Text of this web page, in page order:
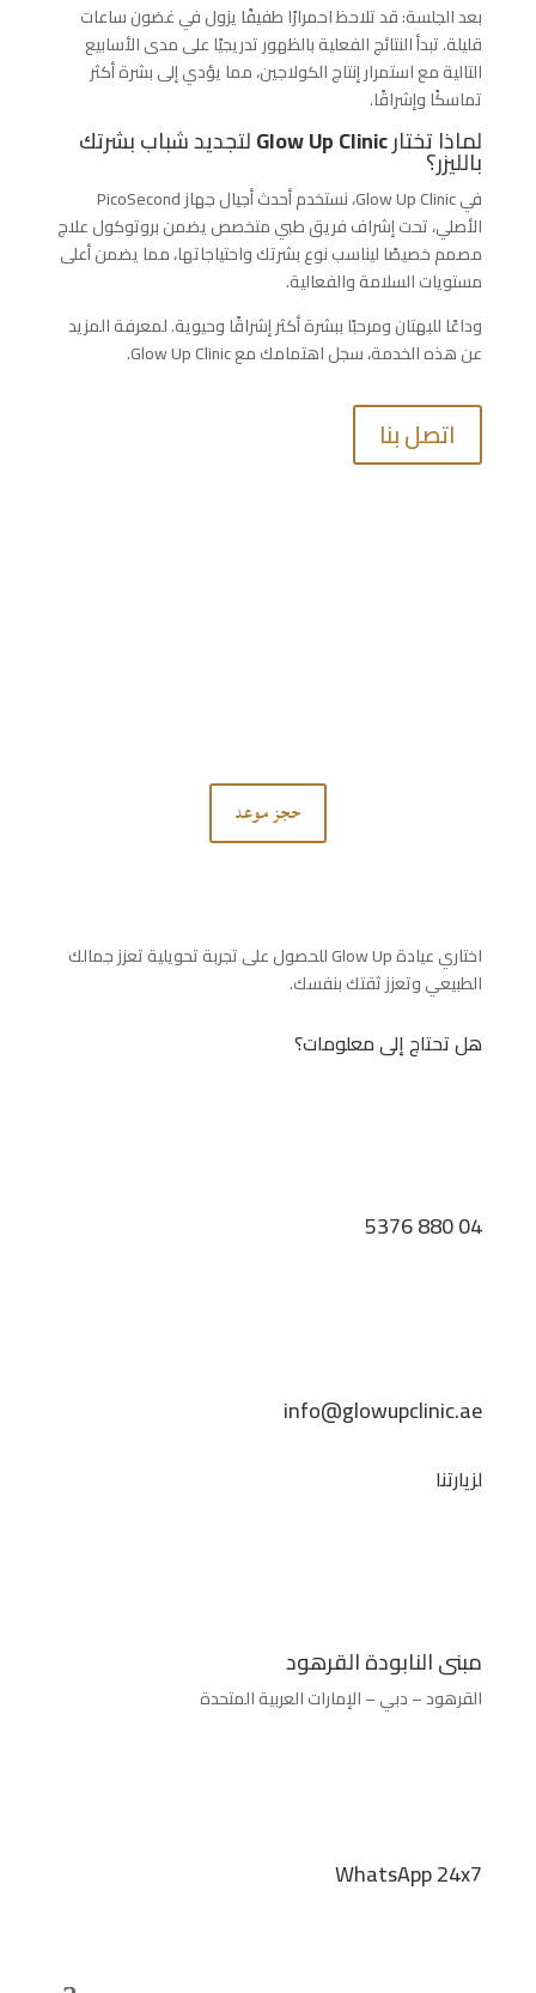
بعد الجلسة:قد تلاحظ احمرارًا طفيفًا يزول في غضون ساعات
قليلة. تبدأ النتائج الفعلية بالظهور تدريجيًا على مدى الأسابيع
التالية مع استمرار إنتاج الكولاجين، مما يؤدي إلى بشرة أكثر
تماسكًا وإشراقًا.
لماذا تختارGlow Up Clinicلتجديد شباب بشرتك
بالليزر؟
فيGlow Up Clinic، نستخدم أحدث أجيال جهازPicoSecond
الأصلي، تحت إشراف فريق طبي متخصص يضمن بروتوكول علاج
مصمم خصيصًا ليناسب نوع بشرتك واحتياجاتها، مما يضمن أعلى
مستويات السلامة والفعالية.
وداعًا للبهتان ومرحبًا ببشرة أكثر إشراقًا وحيوية. لمعرفة المزيد
عن هذه الخدمة، سجل اهتمامك معGlow Up Clinic
.
اتصل بنا
حجز موعد
اختاري عيادة Glow Up للحصول على تجربة تحويلية تعزز جمالك
الطبيعي وتعزز ثقتك بنفسك.
هل تحتاج إلى معلومات؟
04 880 5376
info@glowupclinic.ae
لزيارتنا
مبنى النابودة القرهود
القرهود – دبي – الإمارات العربية المتحدة
WhatsApp 24x7